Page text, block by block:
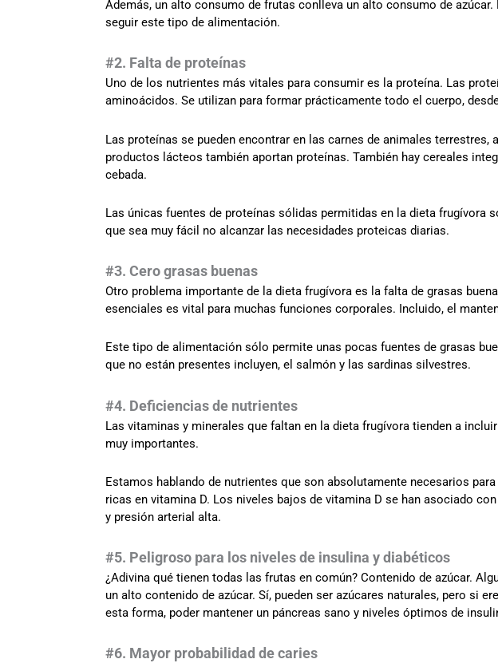
Además, un alto consumo de frutas conlleva un alto consumo de
seguir este tipo de alimentación.
#2. Falta de proteínas
Uno de los nutrientes más vitales para consumir es la proteína. Las
aminoácidos. Se utilizan para formar prácticamente todo el cuerpo,
Las proteínas se pueden encontrar en las carnes de animales
productos lácteos también aportan proteínas. También hay cereales
cebada.
Las únicas fuentes de proteínas sólidas permitidas en la dieta
que sea muy fácil no alcanzar las necesidades proteicas diarias.
#3. Cero grasas buenas
Otro problema importante de la dieta frugívora es la falta de grasas
esenciales es vital para muchas funciones corporales. Incluido, el
Este tipo de alimentación sólo permite unas pocas fuentes de grasas
que no están presentes incluyen, el salmón y las sardinas silvestres.
#4. Deficiencias de nutrientes
Las vitaminas y minerales que faltan en la dieta frugívora tienden a
muy importantes.
Estamos hablando de nutrientes que son absolutamente necesarios
ricas en vitamina D. Los niveles bajos de vitamina D se han asociado
y presión arterial alta.
#5. Peligroso para los niveles de insulina y diabéticos
¿Adivina qué tienen todas las frutas en común? Contenido de azúcar.
un alto contenido de azúcar. Sí, pueden ser azúcares naturales, pero si
esta forma, poder mantener un páncreas sano y niveles óptimos de
#6. Mayor probabilidad de caries